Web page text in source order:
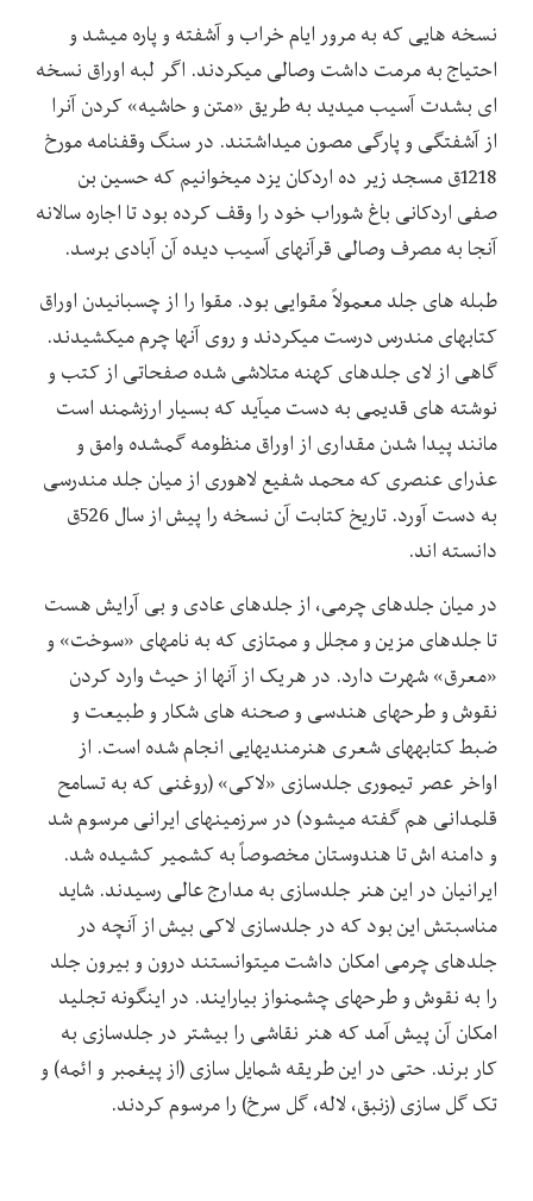
نسخه هایی که به مرور ایام خراب و آشفته و پاره میشد و
احتیاج به مرمت داشت وصالی میکردند. اگر لبه اوراق نسخه
ای بشدت آسیب میدید به طریق «متن و حاشیه» کردن آنرا
از آشفتگی و پارگی مصون میداشتند. در سنگ وقفنامه مورخ
1218ق مسجد زیر ده اردکان یزد میخوانیم که حسین بن
صفی اردکانی باغ شوراب خود را وقف کرده بود تا اجاره سالانه
آنجا به مصرف وصالی قرآنهای آسیب دیده آن آبادی برسد.
طبله های جلد معمولاً مقوایی بود. مقوا را از چسبانیدن اوراق
کتابهای مندرس درست میکردند و روی آنها چرم میکشیدند.
گاهی از لای جلدهای کهنه متلاشی شده صفحاتی از کتب و
نوشته های قدیمی به دست میآید که بسیار ارزشمند است
مانند پیدا شدن مقداری از اوراق منظومه گمشده وامق و
عذرای عنصری که محمد شفیع لاهوری از میان جلد مندرسی
به دست آورد. تاریخ کتابت آن نسخه را پیش از سال 526ق
دانسته اند.
در میان جلدهای چرمی، از جلدهای عادی و بی آرایش هست
تا جلدهای مزین و مجلل و ممتازی که به نامهای «سوخت» و
«معرق» شهرت دارد. در هریک از آنها از حیث وارد کردن
نقوش و طرحهای هندسی و صحنه های شکار و طبیعت و
ضبط کتابههای شعری هنرمندیهایی انجام شده است. از
اواخر عصر تیموری جلدسازی «لاکی» (روغنی که به تسامح
قلمدانی هم گفته میشود) در سرزمینهای ایرانی مرسوم شد
و دامنه اش تا هندوستان مخصوصاً به کشمیر کشیده شد.
ایرانیان در این هنر جلدسازی به مدارج عالی رسیدند. شاید
مناسبتش این بود که در جلدسازی لاکی بیش از آنچه در
جلدهای چرمی امکان داشت میتوانستند درون و بیرون جلد
را به نقوش و طرحهای چشمنواز بیارایند. در اینگونه تجلید
امکان آن پیش آمد که هنر نقاشی را بیشتر در جلدسازی به
کار برند. حتی در این طریقه شمایل سازی (از پیغمبر و ائمه) و
تک گل سازی (زنبق، لاله، گل سرخ) را مرسوم کردند.